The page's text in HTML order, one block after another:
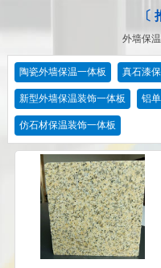
〔
外墙保
陶瓷外墙保温一体板 真石漆
新型外墙保温装饰一体板 铝
仿石材保温装饰一体板